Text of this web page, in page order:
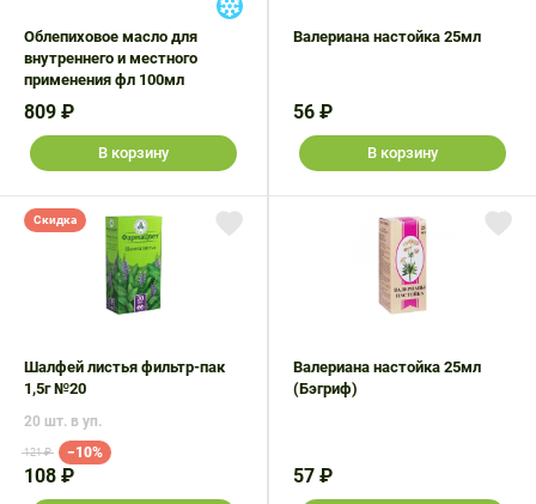
Облепиховое масло для
внутреннего и местного
применения фл 100мл
809 ₽
В корзину
Валериана настойка 25мл
56 ₽
В корзину
Скидка
Шалфей листья фильтр-пак
1,5г №20
20 шт. в уп.
121 ₽ −10%
108 ₽
Валериана настойка 25мл
(Бэгриф)
57 ₽